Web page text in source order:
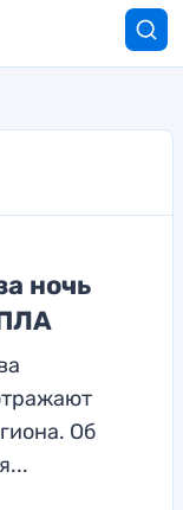
ночь
Об